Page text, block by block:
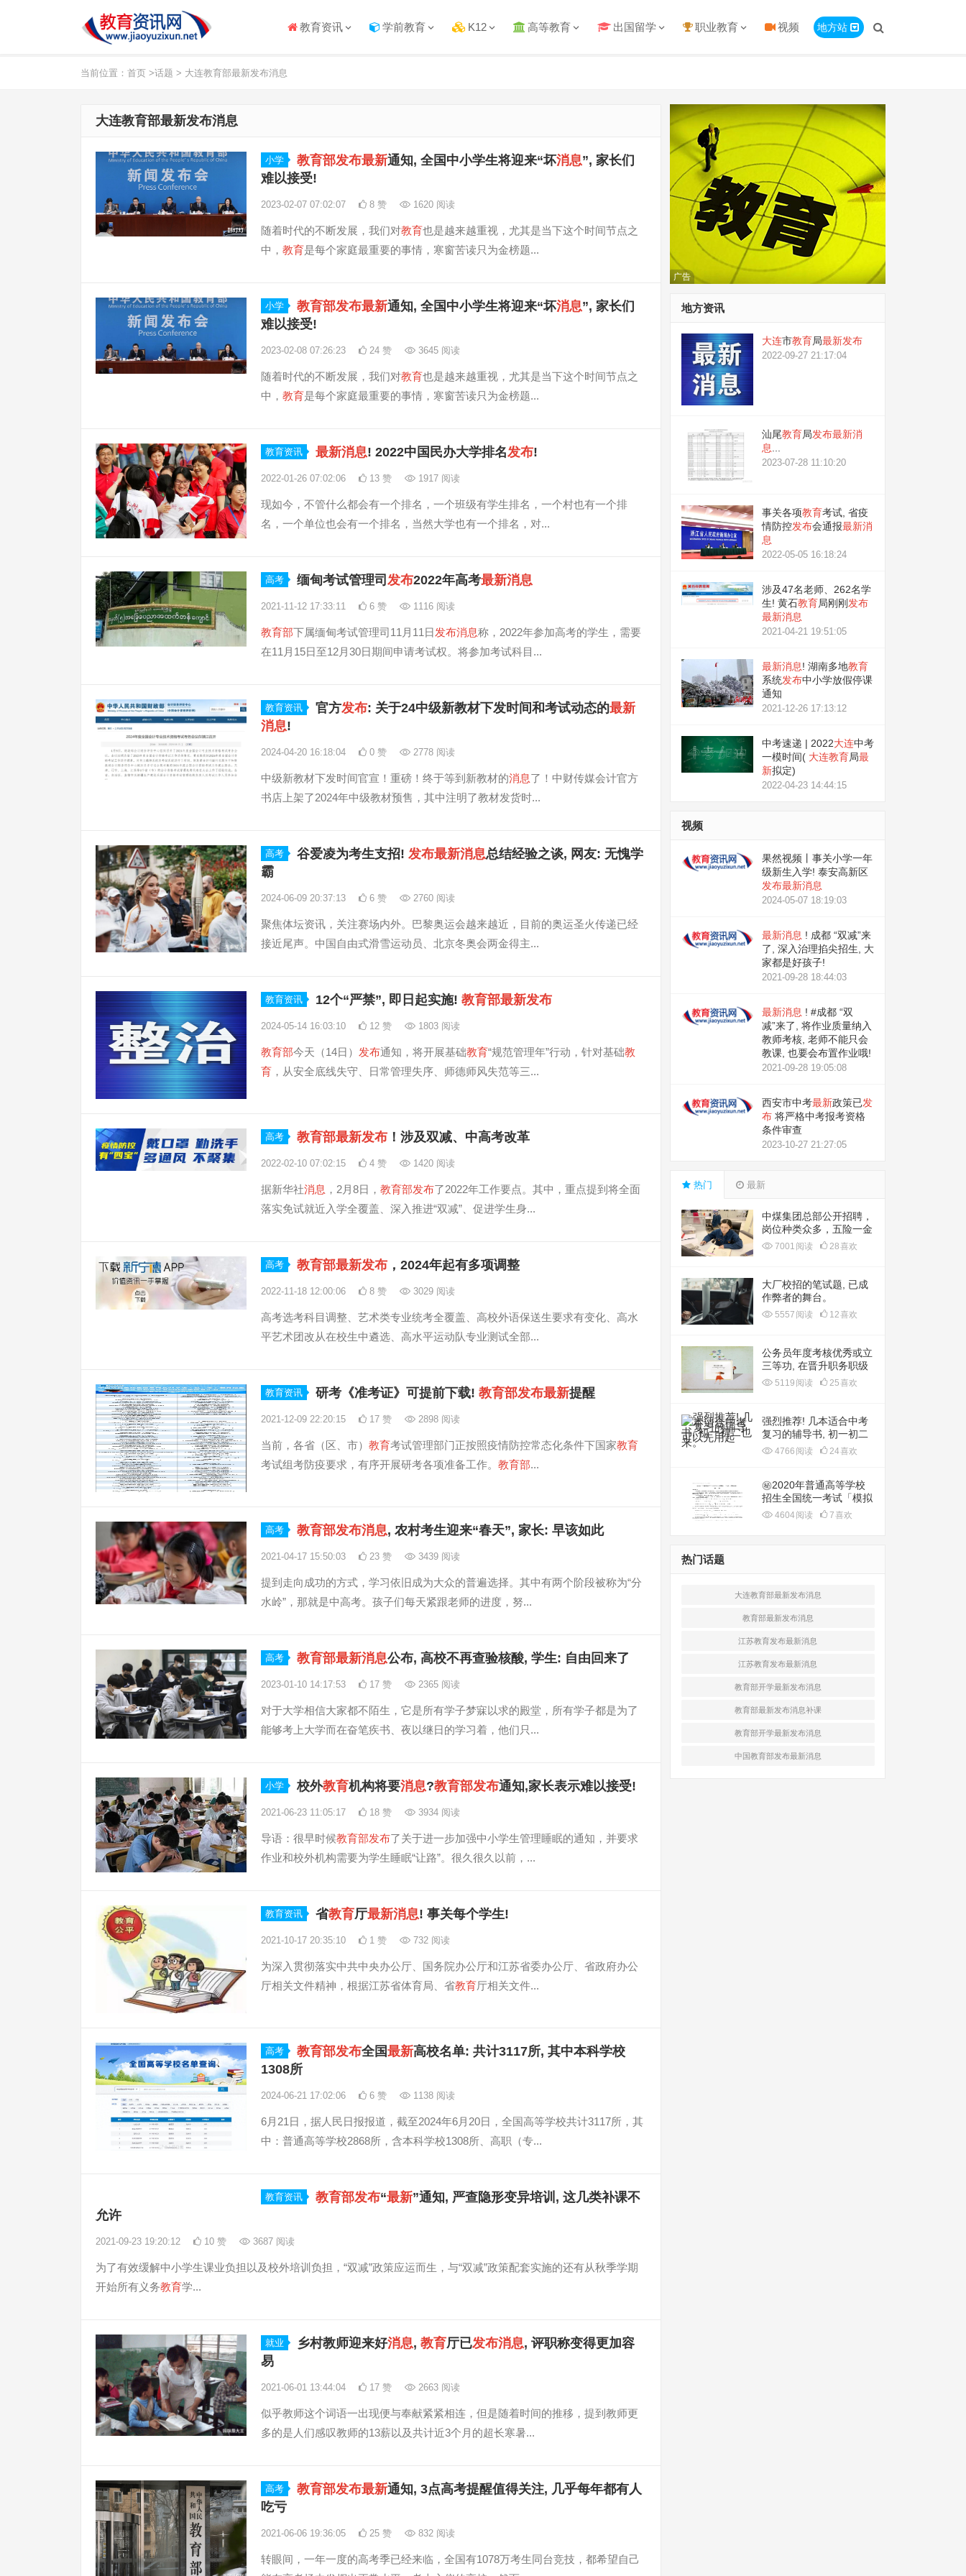
教育资讯 学前教育 K12 高等教育 出国留学 职业教育 视频 地方站
当前位置： 首页 >话题 > 大连教育部最新发布消息
大连教育部最新发布消息
小学 教育部发布最新通知, 全国中小学生将迎来“坏消息”, 家长们
难以接受!
2023-02-07 07:02:07 8 赞 1620 阅读
随着时代的不断发展，我们对教育也是越来越重视，尤其是当下这个时间节点之
中， 教育是每个家庭最重要的事情，寒窗苦读只为金榜题...
小学 教育部发布最新通知, 全国中小学生将迎来“坏消息”, 家长们
难以接受!
2023-02-08 07:26:23 24 赞 3645 阅读
随着时代的不断发展，我们对教育也是越来越重视，尤其是当下这个时间节点之
中， 教育是每个家庭最重要的事情，寒窗苦读只为金榜题...
教育资讯 最新消息! 2022中国民办大学排名发布!
2022-01-26 07:02:06 13 赞 1917 阅读
现如今，不管什么都会有一个排名，一个班级有学生排名，一个村也有一个排
名，一个单位也会有一个排名，当然大学也有一个排名，对...
高考 缅甸考试管理司 发布2022年高考最新消息
2021-11-12 17:33:11 6 赞 1116 阅读
教育部下属缅甸考试管理司11月11日发布消息称，2022年参加高考的学生，需要
在11月15日至12月30日期间申请考试权。将参加考试科目...
教育资讯 官方发布: 关于24中级新教材下发时间和考试动态的最新
消息!
2024-04-20 16:18:04 0 赞 2778 阅读
中级新教材下发时间官宣！重磅！终于等到新教材的消息了！中财传媒会计官方
书店上架了2024年中级教材预售，其中注明了教材发货时...
高考 谷爱凌为考生支招! 发布最新消息总结经验之谈, 网友: 无愧学
霸
2024-06-09 20:37:13 6 赞 2760 阅读
聚焦体坛资讯，关注赛场内外。巴黎奥运会越来越近，目前的奥运圣火传递已经
接近尾声。中国自由式滑雪运动员、北京冬奥会两金得主...
教育资讯 12个“严禁”, 即日起实施! 教育部最新发布
2024-05-14 16:03:10 12 赞 1803 阅读
教育部今天（14日） 发布通知，将开展基础教育“规范管理年”行动，针对基础教
育 ，从安全底线失守、日常管理失序、师德师风失范等三...
高考 教育部最新发布 ！涉及双减、中高考改革
2022-02-10 07:02:15 4 赞 1420 阅读
据新华社消息 ，2月8日， 教育部发布了2022年工作要点。其中，重点提到将全面
落实免试就近入学全覆盖、深入推进“双减”、促进学生身...
高考 教育部最新发布 ，2024年起有多项调整
2022-11-18 12:00:06 8 赞 3029 阅读
高考选考科目调整、艺术类专业统考全覆盖、高校外语保送生要求有变化、高水
平艺术团改从在校生中遴选、高水平运动队专业测试全部...
教育资讯 研考《准考证》可提前下载! 教育部发布最新提醒
2021-12-09 22:20:15 17 赞 2898 阅读
当前，各省（区、市） 教育考试管理部门正按照疫情防控常态化条件下国家教育
考试组考防疫要求，有序开展研考各项准备工作。 教育部...
高考 教育部发布消息, 农村考生迎来“春天”, 家长: 早该如此
2021-04-17 15:50:03 23 赞 3439 阅读
提到走向成功的方式，学习依旧成为大众的普遍选择。其中有两个阶段被称为“分
水岭”，那就是中高考。孩子们每天紧跟老师的进度，努...
高考 教育部最新消息公布, 高校不再查验核酸, 学生: 自由回来了
2023-01-10 14:17:53 17 赞 2365 阅读
对于大学相信大家都不陌生，它是所有学子梦寐以求的殿堂，所有学子都是为了
能够考上大学而在奋笔疾书、夜以继日的学习着，他们只...
小学 校外教育机构将要消息?教育部发布通知,家长表示难以接受!
2021-06-23 11:05:17 18 赞 3934 阅读
导语：很早时候教育部发布了关于进一步加强中小学生管理睡眠的通知，并要求
作业和校外机构需要为学生睡眠“让路”。很久很久以前，...
教育资讯 省教育厅最新消息! 事关每个学生!
2021-10-17 20:35:10 1 赞 732 阅读
为深入贯彻落实中共中央办公厅、国务院办公厅和江苏省委办公厅、省政府办公
厅相关文件精神，根据江苏省体育局、省教育厅相关文件...
高考 教育部发布全国最新高校名单: 共计3117所, 其中本科学校
1308所
2024-06-21 17:02:06 6 赞 1138 阅读
6月21日，据人民日报报道，截至2024年6月20日，全国高等学校共计3117所，其
中：普通高等学校2868所，含本科学校1308所、高职（专...
教育资讯 教育部发布“最新”通知, 严查隐形变异培训, 这几类补课不
允许
2021-09-23 19:20:12 10 赞 3687 阅读
为了有效缓解中小学生课业负担以及校外培训负担，“双减”政策应运而生，与“双减”政策配套实施的还有从秋季学期
开始所有义务教育学...
就业 乡村教师迎来好消息, 教育厅已发布消息, 评职称变得更加容
易
2021-06-01 13:44:04 17 赞 2663 阅读
似乎教师这个词语一出现便与奉献紧紧相连，但是随着时间的推移，提到教师更
多的是人们感叹教师的13薪以及共计近3个月的超长寒暑...
高考 教育部发布最新通知, 3点高考提醒值得关注, 几乎每年都有人
吃亏
2021-06-06 19:36:05 25 赞 832 阅读
转眼间，一年一度的高考季已经来临，全国有1078万考生同台竞技，都希望自己
广告
地方资讯
大连市教育局最新发布
2022-09-27 21:17:04
汕尾教育局发布最新消
息
2023-07-28 11:10:20
事关各项教育考试, 省疫
情防控发布会通报最新消
息
2022-05-05 16:18:24
涉及47名老师、262名学
生! 黄石教育局刚刚发布
最新消息
2021-04-21 19:51:05
最新消息! 湖南多地教育
系统发布中小学放假停课
通知
2021-12-26 17:13:12
中考速递 | 2022大连中考
一模时间( 大连教育局最
新拟定)
2022-04-23 14:44:15
视频
果然视频丨事关小学一年
级新生入学! 泰安高新区
发布最新消息
2024-05-07 18:19:03
最新消息 ! 成都 “双减”来
了, 深入治理掐尖招生, 大
家都是好孩子!
2021-09-28 18:44:03
最新消息 ! #成都 “双
减”来了, 将作业质量纳入
教师考核, 老师不能只会
教课, 也要会布置作业哦!
2021-09-28 19:05:08
西安市中考最新政策已发
布 将严格中考报考资格
条件审查
2023-10-27 21:27:05
热门 最新
中煤集团总部公开招聘，
岗位种类众多，五险一金
待遇超好
7001 阅读 28喜欢
大厂校招的笔试题, 已成
作弊者的舞台。
5557 阅读 12喜欢
公务员年度考核优秀或立
三等功, 在晋升职务职级
中能起哪些作用?
5119 阅读 25喜欢
强烈推荐! 几本适合中考
复习的辅导书, 初一初二
也可以先用起来。
4766 阅读 24喜欢
㊙️2020年普通高等学校
招生全国统一考试「模拟
卷」㊙️
4604 阅读 7喜欢
热门话题
大连教育部最新发布消息
教育部最新发布消息
江苏教育发布最新消息
江苏教育发布最新消息
教育部开学最新发布消息
教育部最新发布消息补课
教育部开学最新发布消息
中国教育部发布最新消息